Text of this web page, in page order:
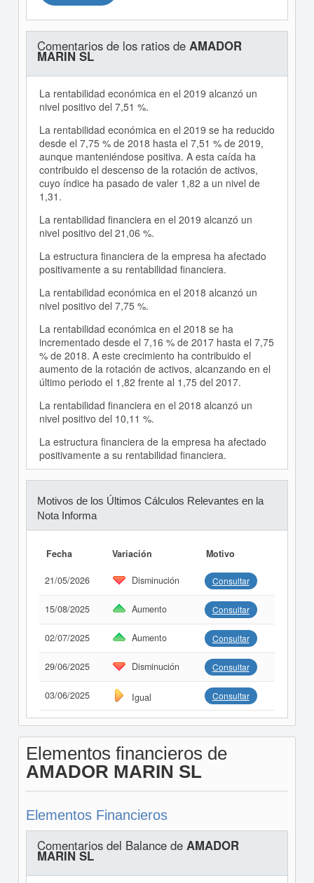
Comentarios de los ratios de AMADOR
MARIN SL
La rentabilidad económica en el 2019 alcanzó un
nivel positivo del 7,51 %.
La rentabilidad económica en el 2019 se ha reducido
desde el 7,75 % de 2018 hasta el 7,51 % de 2019,
aunque manteniéndose positiva. A esta caída ha
contribuido el descenso de la rotación de activos,
cuyo índice ha pasado de valer 1,82 a un nivel de
1,31.
La rentabilidad financiera en el 2019 alcanzó un
nivel positivo del 21,06 %.
La estructura financiera de la empresa ha afectado
positivamente a su rentabilidad financiera.
La rentabilidad económica en el 2018 alcanzó un
nivel positivo del 7,75 %.
La rentabilidad económica en el 2018 se ha
incrementado desde el 7,16 % de 2017 hasta el 7,75
% de 2018. A este crecimiento ha contribuido el
aumento de la rotación de activos, alcanzando en el
último periodo el 1,82 frente al 1,75 del 2017.
La rentabilidad financiera en el 2018 alcanzó un
nivel positivo del 10,11 %.
La estructura financiera de la empresa ha afectado
positivamente a su rentabilidad financiera.
Motivos de los Últimos Cálculos Relevantes en la
Nota Informa
Fecha Variación Motivo
21/05/2026 Disminución Consultar
15/08/2025 Aumento Consultar
02/07/2025 Aumento Consultar
29/06/2025 Disminución Consultar
03/06/2025 Igual Consultar
Elementos financieros de
AMADOR MARIN SL
Elementos Financieros
Comentarios del Balance de AMADOR
MARIN SL